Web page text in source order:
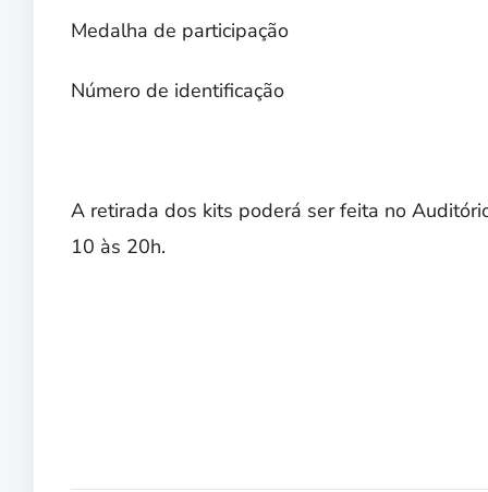
Medalha de participação
Número de identificação
A retirada dos kits poderá ser feita no
10 às 20h.